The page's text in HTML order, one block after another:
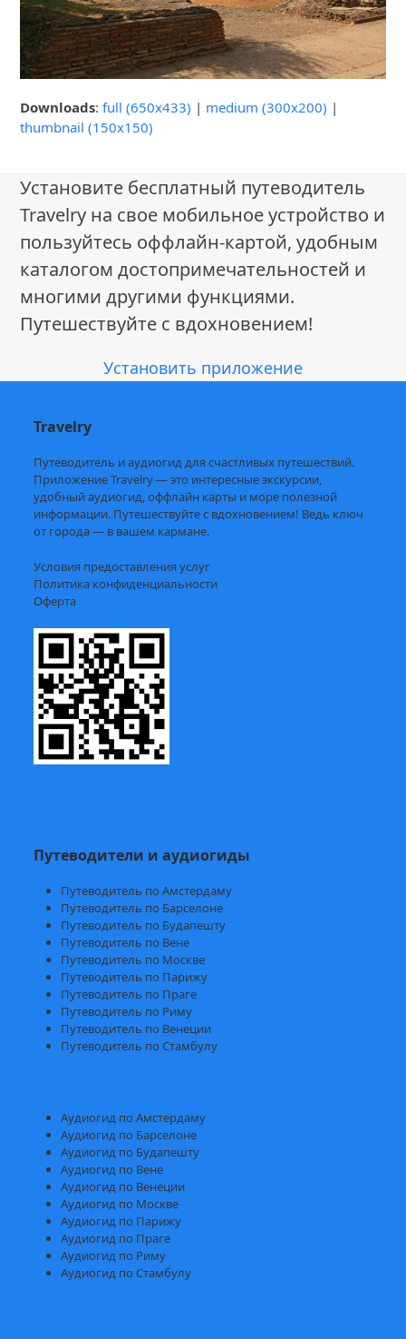
Downloads:full (650x433) | medium (300x200) |
thumbnail (150x150)
Установите бесплатный путеводитель
Travelry на свое мобильное устройство и
пользуйтесь оффлайн-картой, удобным
каталогом достопримечательностей и
многими другими функциями.
Путешествуйте с вдохновением!
Установить приложение
Travelry
Путеводитель и аудиогид для счастливых путешествий.
Приложение Travelry — это интересные экскурсии,
удобный аудиогид, оффлайн карты и море полезной
информации. Путешествуйте с вдохновением! Ведь ключ
от города — в вашем кармане.
Условия предоставления услуг
Политика конфиденциальности
Оферта
Путеводители и аудиогиды
Путеводитель по Амстердаму
Путеводитель по Барселоне
Путеводитель по Будапешту
Путеводитель по Вене
Путеводитель по Москве
Путеводитель по Парижу
Путеводитель по Праге
Путеводитель по Риму
Путеводитель по Венеции
Путеводитель по Стамбулу
Аудиогид по Амстердаму
Аудиогид по Барселоне
Аудиогид по Будапешту
Аудиогид по Вене
Аудиогид по Венеции
Аудиогид по Москве
Аудиогид по Парижу
Аудиогид по Праге
Аудиогид по Риму
Аудиогид по Стамбулу